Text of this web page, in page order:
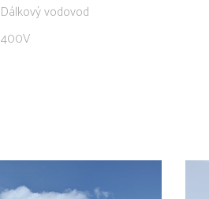
Dálkový vodovod
400V